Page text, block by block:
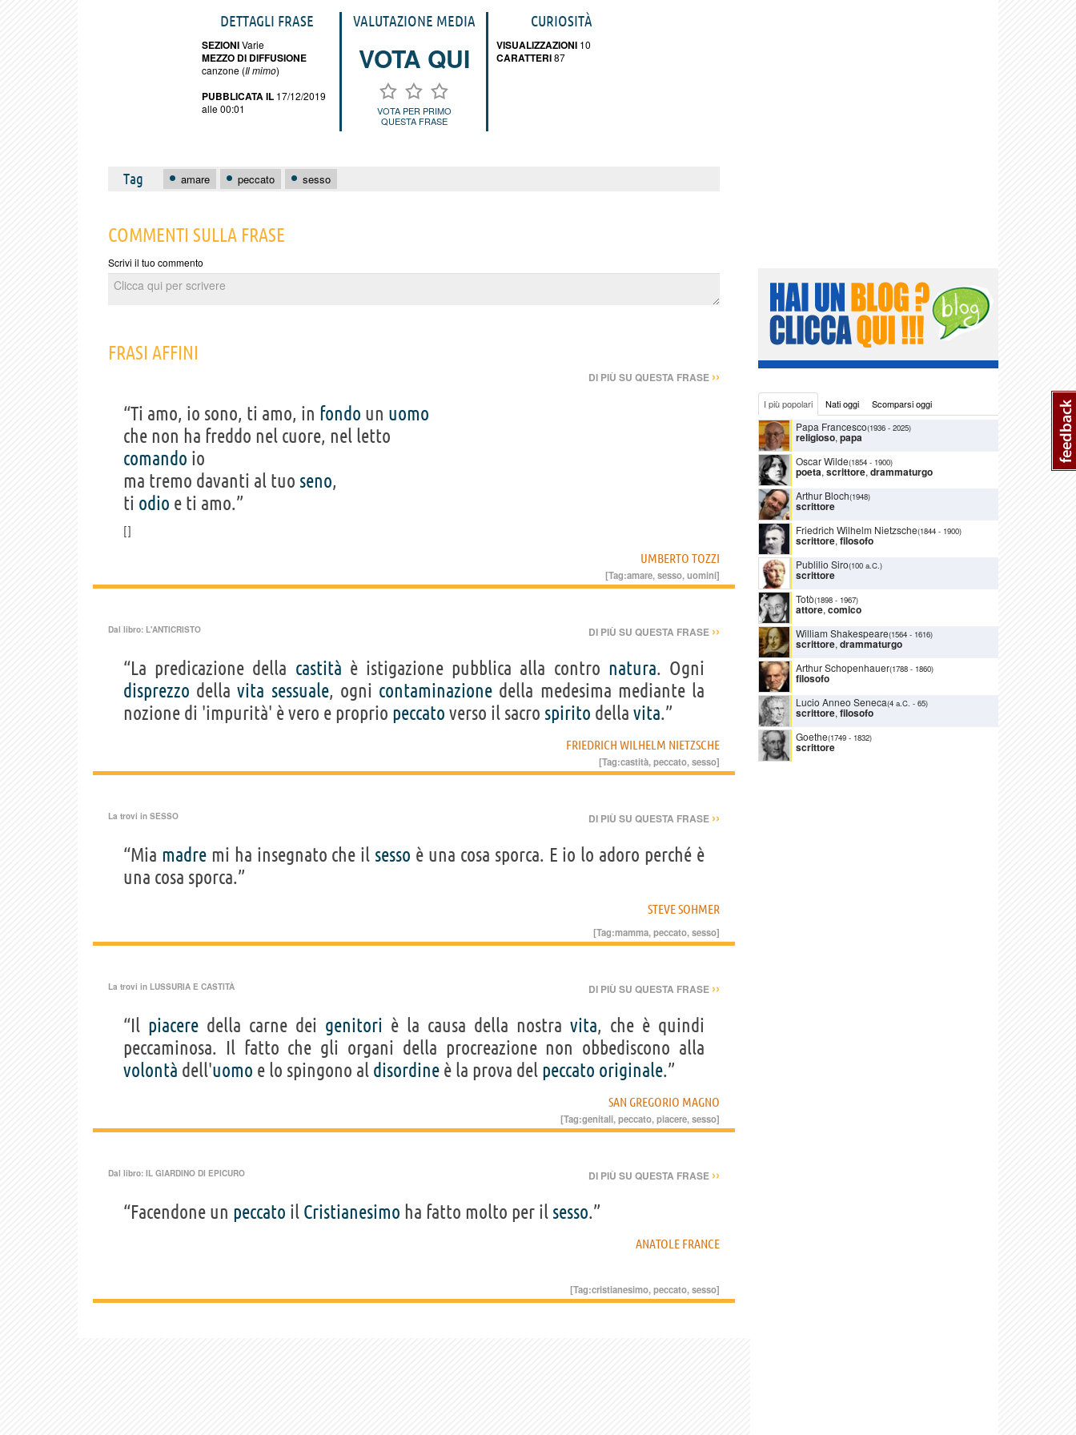
DETTAGLI FRASE
SEZIONIVarie
MEZZO DI DIFFUSIONE
canzone (Il mimo)
PUBBLICATA IL 17/12/2019
alle 00:01
VALUTAZIONE MEDIA
VOTA QUI
VOTA PER PRIMO
QUESTA FRASE
CURIOSITÀ
VISUALIZZAZIONI 10
CARATTERI87
Tag amare peccato sesso
COMMENTI SULLA FRASE
Scrivi il tuo commento
FRASI AFFINI
DI PIÙ SU QUESTA FRASE ››
“Ti amo, io sono, ti amo, in fondo un uomo
che non ha freddo nel cuore, nel letto
comando io
ma tremo davanti al tuo seno,
ti odio e ti amo.”
UMBERTO TOZZI
[Tag:amare,sesso,uomini]
Dal libro: L'ANTICRISTO DI PIÙ SU QUESTA FRASE ››
“La predicazione della castità è istigazione pubblica alla contro natura. Ogni
disprezzo dellavita sessuale, ogni contaminazione della medesima mediante la
nozione di 'impurità' è vero e proprio peccato verso il sacro spirito della vita.”
FRIEDRICH WILHELM NIETZSCHE
[Tag:castità,peccato,sesso]
La trovi in SESSO DI PIÙ SU QUESTA FRASE ››
“Mia madremi ha insegnato che il sesso è una cosa sporca. E io lo adoro perché è
una cosa sporca.”
STEVE SOHMER
[Tag:mamma,peccato,sesso]
La trovi in LUSSURIA E CASTITÀ DI PIÙ SU QUESTA FRASE ››
“Il piacere della carne dei genitori è la causa della nostra vita, che è quindi
peccaminosa. Il fatto che gli organi della procreazione non obbediscono alla
volontà dell'uomo e lo spingono al disordine è la prova del peccato originale.”
SAN GREGORIO MAGNO
[Tag:genitali,peccato,piacere,sesso]
Dal libro: IL GIARDINO DI EPICURO DI PIÙ SU QUESTA FRASE ››
“Facendone un peccato il Cristianesimo ha fatto molto per il sesso.”
ANATOLE FRANCE
[Tag:cristianesimo,peccato,sesso]
I più popolari Nati oggi Scomparsi oggi
Papa Francesco(1936 - 2025)
religioso, papa
Oscar Wilde(1854 - 1900)
poeta, scrittore, drammaturgo
Arthur Bloch(1948)
scrittore
Friedrich Wilhelm Nietzsche(1844 - 1900)
scrittore, filosofo
Publilio Siro(100 a.C.)
scrittore
Totò(1898 - 1967)
attore, comico
William Shakespeare(1564 - 1616)
scrittore, drammaturgo
Arthur Schopenhauer(1788 - 1860)
filosofo
Lucio Anneo Seneca(4 a.C. - 65)
scrittore, filosofo
Goethe(1749 - 1832)
scrittore